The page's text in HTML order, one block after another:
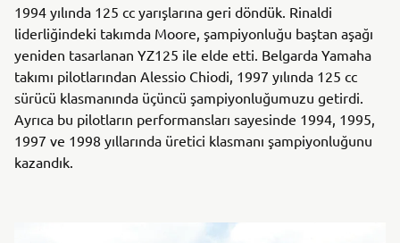
1994 yılında 125 cc yarışlarına geri döndük. Rinaldi
liderliğindeki takımda Moore, şampiyonluğu baştan aşağı
yeniden tasarlanan YZ125 ile elde etti. Belgarda Yamaha
takımı pilotlarından Alessio Chiodi, 1997 yılında 125 cc
sürücü klasmanında üçüncü şampiyonluğumuzu getirdi.
Ayrıca bu pilotların performansları sayesinde 1994, 1995,
1997 ve 1998 yıllarında üretici klasmanı şampiyonluğunu
kazandık.